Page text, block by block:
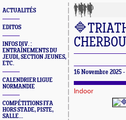
ACTUALITÉS
EDITOS
INFOS DIV. :
ENTRAÎNEMENTS DU
JEUDI, SECTION JEUNES,
ETC.
CALENDRIER LIGUE
NORMANDIE
COMPÉTITIONS FFA
HORS STADE, PISTE,
SALLE...
16 Novembre 2025 -
Indoor